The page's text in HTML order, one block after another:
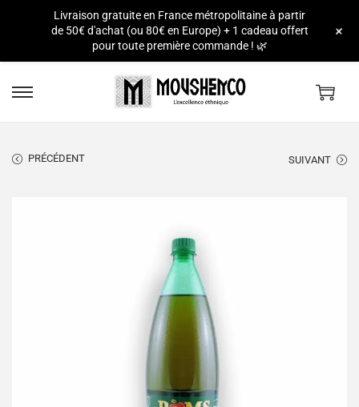
PRÉCÉDENT SUIVANT
Livraison gratuite en France métropolitaine à partir
de 50€ d'achat (ou 80€ en Europe) + 1 cadeau offert
pour toute première commande ! 🌿
+